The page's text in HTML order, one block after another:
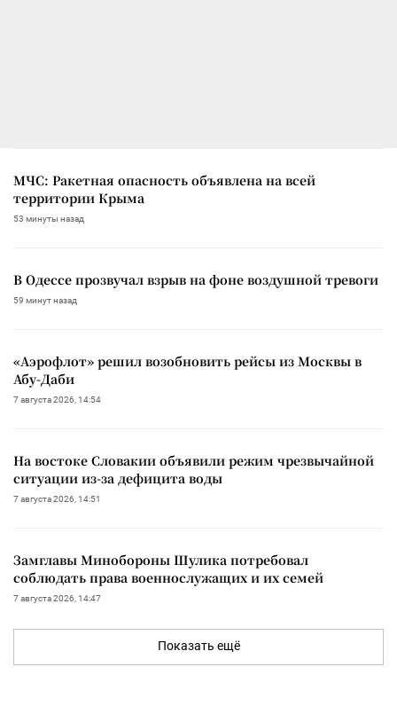
МЧС: Ракетная опасность объявлена на всей
территории Крыма
53 минуты назад
В Одессе прозвучал взрыв на фоне воздушной тревоги
59 минут назад
«Аэрофлот» решил возобновить рейсы из Москвы в
Абу-Даби
7 августа 2026, 14:54
На востоке Словакии объявили режим чрезвычайной
ситуации из-за дефицита воды
7 августа 2026, 14:51
Замглавы Минобороны Шулика потребовал
соблюдать права военнослужащих и их семей
7 августа 2026, 14:47
Показать ещё